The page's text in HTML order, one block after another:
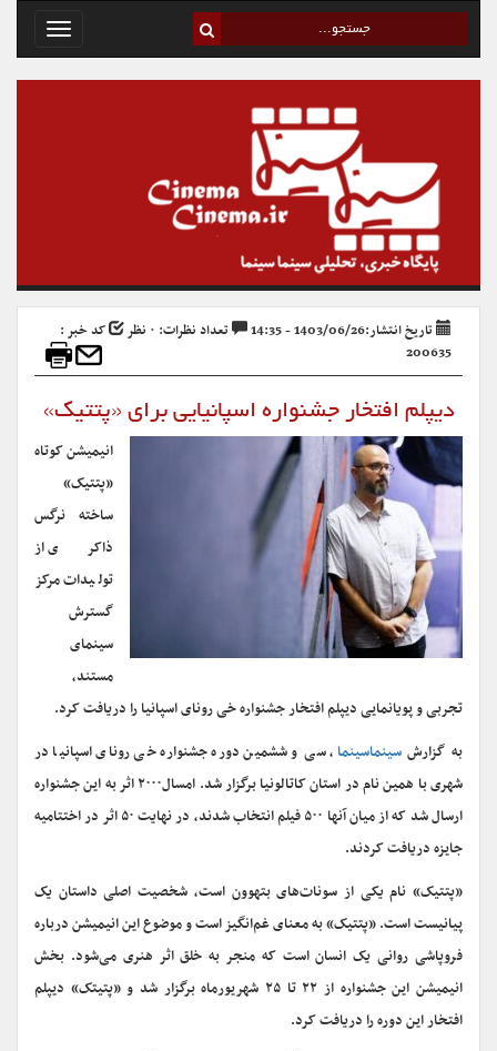
Toggle
تاریخ انتشار:1403/06/26 - 14:35 تعداد نظرات: ۰ نظر
کد خبر :
200635
دیپلم افتخار جشنواره اسپانیایی برای «پتتیک»
انیمیشن کوتاه
«پتتیک»
ساخته نرگس
ذاکری از
تولیدات مرکز
گسترش
سینمای
مستند،
تجربی و پویانمایی دیپلم افتخار جشنواره خی رونای اسپانیا را دریافت کرد.
به گزارشسینماسینما، سی و ششمین دوره جشنواره خی رونای اسپانیا در
شهری با همین نام در استان کاتالونیا برگزار شد. امسال۲۰۰۰ اثر به این جشنواره
ارسال شد که از میان آنها ۵۰۰ فیلم انتخاب شدند، در نهایت ۵۰ اثر در اختتامیه
جایزه دریافت کردند.
«پتتیک» نام یکی از سونات‌های بتهوون است، شخصیت اصلی داستان یک
پیانیست است. «پتتیک» به معنای غم‌انگیز است و موضوع این انیمیشن درباره
فروپاشی روانی یک انسان است که منجر به خلق اثر هنری می‌شود. بخش
انیمیشن این جشنواره از ۲۲ تا ۲۵ شهریورماه برگزار شد و «پتیتک» دیپلم
افتخار این دوره را دریافت کرد.